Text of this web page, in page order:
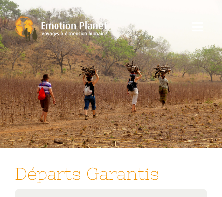
Passer
au
contenu
Nos Voyages
Emotion Planet
Vous
Départs Garantis